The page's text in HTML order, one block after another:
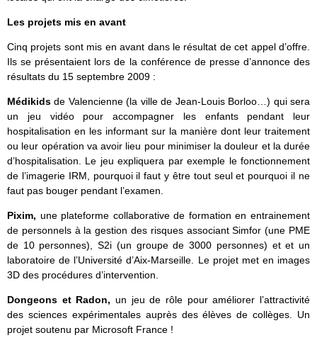
Les projets mis en avant
Cinq projets sont mis en avant dans le résultat de cet appel d’offre.
Ils se présentaient lors de la conférence de presse d’annonce des
résultats du 15 septembre 2009 :
Médikidsde Valencienne (la ville de Jean-Louis Borloo…) qui sera
un jeu vidéo pour accompagner les enfants pendant leur
hospitalisation en les informant sur la manière dont leur traitement
ou leur opération va avoir lieu pour minimiser la douleur et la durée
d’hospitalisation. Le jeu expliquera par exemple le fonctionnement
de l’imagerie IRM, pourquoi il faut y être tout seul et pourquoi il ne
faut pas bouger pendant l’examen.
Pixim, une plateforme collaborative de formation en entrainement
de personnels à la gestion des risques associant Simfor (une PME
de 10 personnes), S2i (un groupe de 3000 personnes) et et un
laboratoire de l’Université d’Aix-Marseille. Le projet met en images
3D des procédures d’intervention.
Dongeons et Radon, un jeu de rôle pour améliorer l’attractivité
des sciences expérimentales auprès des élèves de collèges. Un
projet soutenu par Microsoft France !